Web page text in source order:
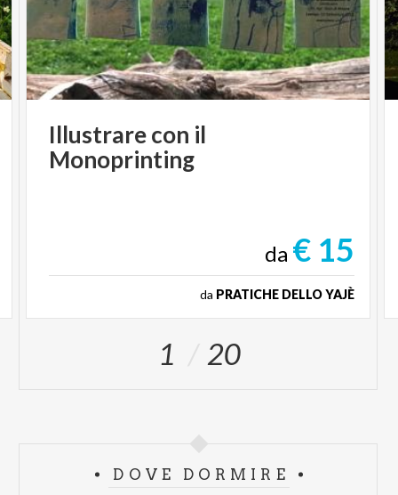
Illustrarecon il
Monoprinting
da € 15
da PRATICHE DELLO YAJÈ
1 20
DOVE DORMIRE